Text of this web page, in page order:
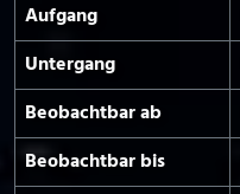
Aufgang
Untergang
Beobachtbar ab
Beobachtbar bis